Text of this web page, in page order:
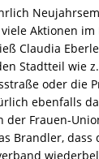
Aktionen
Claudia
Stadtteil wie
oder die
ebenfalls
Frauen-
Brandler,